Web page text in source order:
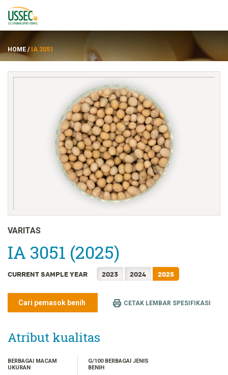
ENGLISH
FRANÇAIS
日本語
한국어
简体中文
ไทย
HOME / IA 3051
VARITAS
IA 3051 (2025)
CURRENT SAMPLE YEAR 2023 2024 2025
Cari pemasok benih CETAK LEMBAR SPESIFIKASI
Atribut kualitas
BERBAGAI MACAM
UKURAN
G/100 BERBAGAI JENIS
BENIH